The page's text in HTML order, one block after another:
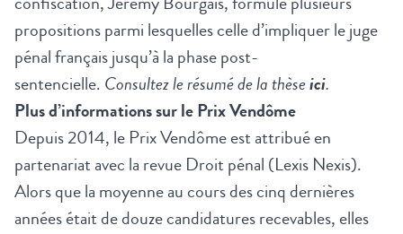
propositions parmi lesquelles celle d’impliquer le juge
pénal français jusqu’à la phase post-
sentencielle. Consultez le résumé de la thèseici.
Plus d’informations sur le Prix Vendôme
Depuis 2014, le Prix Vendôme est attribué en
partenariat avec la revue Droit pénal (Lexis Nexis).
Alors que la moyenne au cours des cinq dernières
années était de douze candidatures recevables, elles